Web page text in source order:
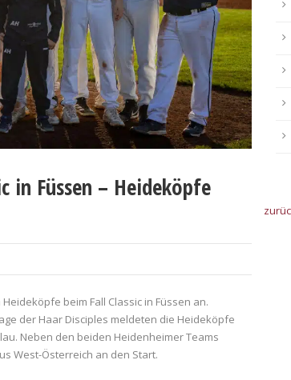
in Füssen – Heideköpfe
beim Fall Classic in Füssen an.
der Haar Disciples meldeten die Heideköpfe
Neben den beiden Heidenheimer Teams
West-Österreich an den Start.